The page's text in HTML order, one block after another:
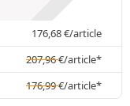
176,68€/article
207,96€/article*
176,99€/article*